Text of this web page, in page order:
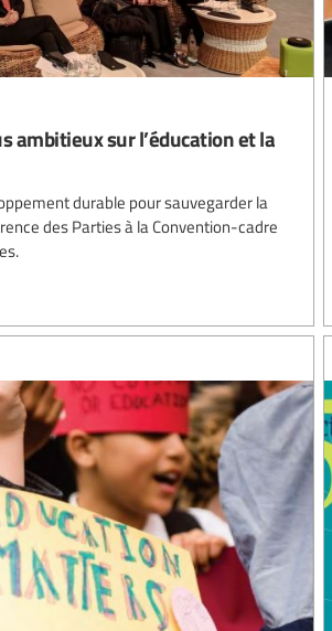
ambitieux sur l’éducation et la
durable pour sauvegarder la
des Parties à la Convention-cadre